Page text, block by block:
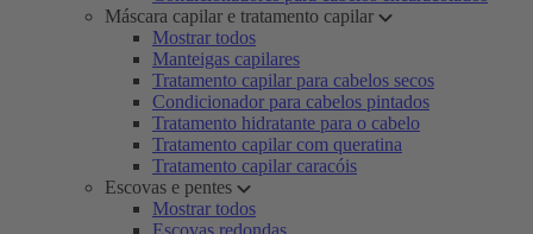
Máscara capilar e tratamento capilar
Mostrar todos
Manteigas capilares
Tratamento capilar para cabelos secos
Condicionador para cabelos pintados
Tratamento hidratante para o cabelo
Tratamento capilar com queratina
Tratamento capilar caracóis
Escovas e pentes
Mostrar todos
Escovas redondas